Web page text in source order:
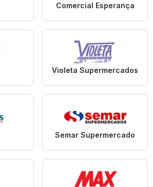
Comercial Esperança
Violeta Supermercados
Semar Supermercado